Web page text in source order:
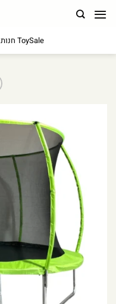
לתוכן
ToySale חנות הצעצועים הזולה במדינה